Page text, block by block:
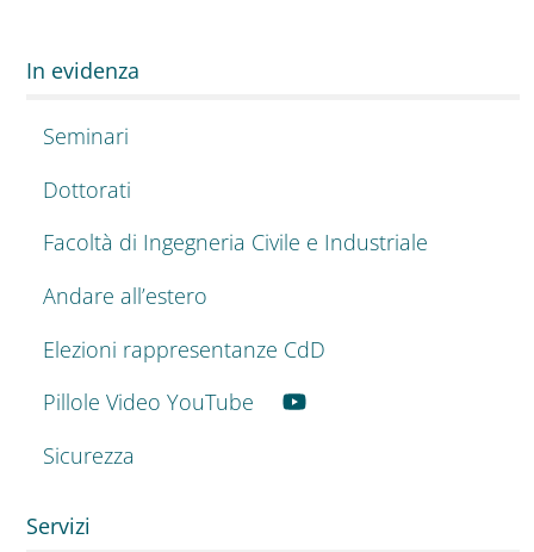
In evidenza
Seminari
Dottorati
Facoltà di Ingegneria Civile e Industriale
Andare all’estero
Elezioni rappresentanze CdD
Pillole Video YouTube
Sicurezza
Servizi